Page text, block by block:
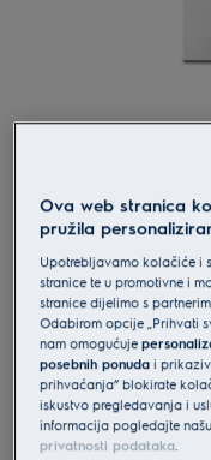
EW9F7417WCE
Electrolux
rublja
okretaja
5 (4)
Sigurnosne upute i
Ova web stranica
pružila
Upotrebljavamo kolačiće i
stranice te u promotivne i
stranice dijelimo s
Odabirom opcije „Prihvati
nam omogućuje
posebnih ponuda i
prihvaćanja” blokirate
iskustvo pregledavanja i
informacija pogledajte
privatnosti podataka.